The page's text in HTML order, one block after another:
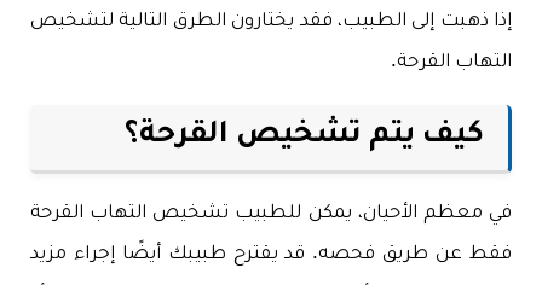
إذا ذهبت إلى الطبيب، فقد يختارون الطرق التالية لتشخيص
التهاب القرحة.
كيف يتم تشخيص القرحة؟
في معظم الأحيان، يمكن للطبيب تشخيص التهاب القرحة
فقط عن طريق فحصه. قد يقترح طبيبك أيضًا إجراء مزيد